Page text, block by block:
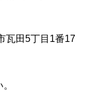
田5丁目1番17